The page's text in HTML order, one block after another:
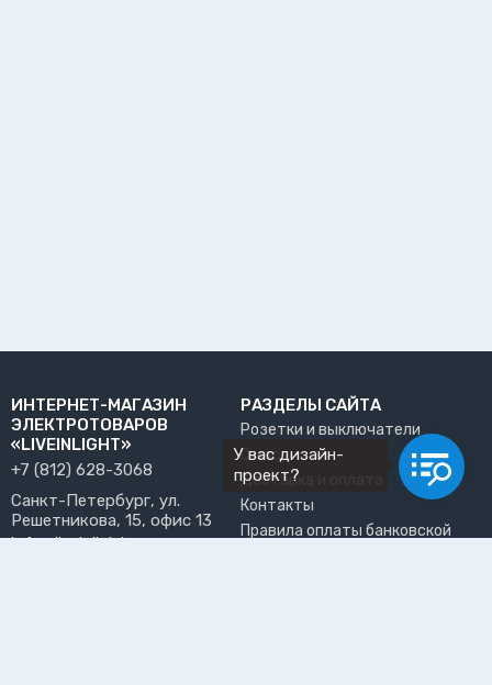
ИНТЕРНЕТ-МАГАЗИН
ЭЛЕКТРОТОВАРОВ
«LIVEINLIGHT»
+7 (812) 628-3068
Санкт-Петербург, ул.
Решетникова, 15, офис 13
info@liveinlight.ru
РАЗДЕЛЫ САЙТА
Розетки и выключатели
О нас
Доставка и оплата
Контакты
Правила оплаты банковской
У вас дизайн-
проект?